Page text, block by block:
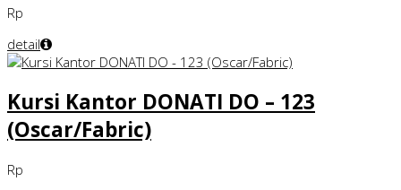
Rp
detail
Kursi Kantor DONATI DO – 123
(Oscar/Fabric)
Rp